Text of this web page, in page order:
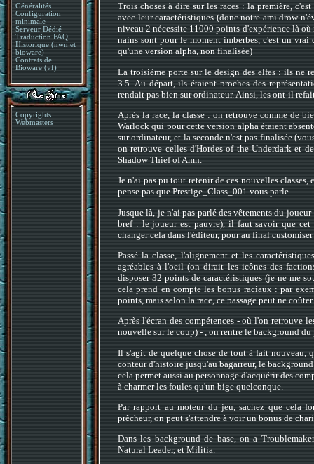
Généralités
Configuration
minimale
Serveur Dédié
Traduction FAQ
Historique (nwn et
bioware)
Contrats de
Bioware (vf)
Copyrights
Webmasters
Trois choses à dire sur les races : la première,
avec leur caractéristiques (donc notre ami drow
niveau 2 nécessite 11000 points d'expérience là
nains sont pour le moment imberbes, c'est un
qu'une version alpha, non finalisée)
La troisième porte sur le design des elfes : ils ne
3.5. Au départ, ils étaient proches des
rendait pas bien sur ordinateur. Ainsi, les ont-il
Après la race, la classe : on retrouve comme de
Warlock qui pour cette version alpha étaient
sur ordinateur, et la seconde n'est pas finalisée
on retrouve celles d'Hordes of the Underdark et
Shadow Thief of Amn.
Je n'ai pas pu tout retenir de ces nouvelles
pense pas que Prestige_Class_001 vous parle.
Jusque là, je n'ai pas parlé des vêtements du
bref : le joueur est pauvre), il faut savoir que
changer cela dans l'éditeur, pour au final
Passé la classe, l'alignement et les
agréables à l'oeil (on dirait les icônes des
disposer 32 points de caractéristiques (je ne me
cela prend en compte les bonus raciaux : par
points, mais selon la race, ce passage peut ne
Après l'écran des compétences - où l'on retrouve
nouvelle sur le coup) - , on rentre le background du
Il s'agit de quelque chose de tout à fait nouveau,
conteur d'histoire jusqu'au bagarreur, le
cela permet aussi au personnage d'acquérir des
à charmer les foules qu'un bige quelconque.
Par rapport au moteur du jeu, sachez que cela
prêcheur, on peut s'attendre à voir un bonus de
Dans les background de base, on a
Natural Leader, et Militia.